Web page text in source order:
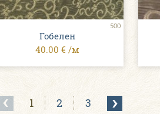
500
Гобелен
40.00 € /м
1 2 3